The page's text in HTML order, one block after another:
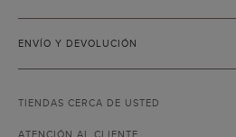
ENVÍO Y DEVOLUCIÓN
TIENDAS CERCA DE USTED
ATENCIÓN AL CLIENTE